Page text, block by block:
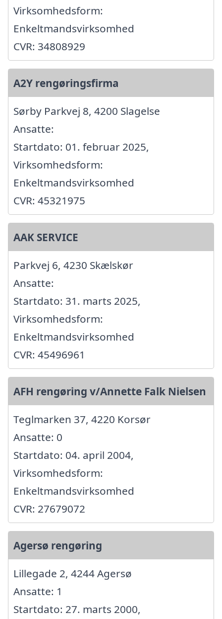
Virksomhedsform:
Enkeltmandsvirksomhed
CVR: 34808929
A2Y rengøringsfirma
Sørby Parkvej 8, 4200 Slagelse
Ansatte:
Startdato: 01. februar 2025,
Virksomhedsform:
Enkeltmandsvirksomhed
CVR: 45321975
AAK SERVICE
Parkvej 6, 4230 Skælskør
Ansatte:
Startdato: 31. marts 2025,
Virksomhedsform:
Enkeltmandsvirksomhed
CVR: 45496961
AFH rengøring v/Annette Falk Nielsen
Teglmarken 37, 4220 Korsør
Ansatte: 0
Startdato: 04. april 2004,
Virksomhedsform:
Enkeltmandsvirksomhed
CVR: 27679072
Agersø rengøring
Lillegade 2, 4244 Agersø
Ansatte: 1
Startdato: 27. marts 2000,